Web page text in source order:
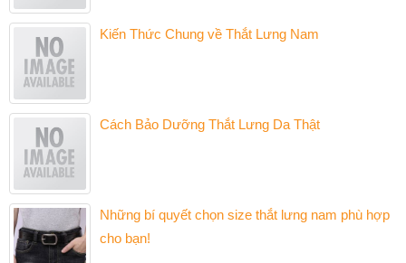
Kiến Thức Chung về Thắt Lưng Nam
Cách Bảo Dưỡng Thắt Lưng Da Thật
Những bí quyết chọn size thắt lưng nam phù hợp
cho bạn!